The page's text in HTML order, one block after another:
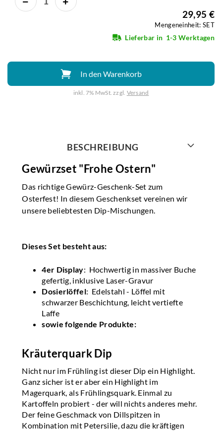
29,95 €
Mengeneinheit: SET
Lieferbar in 1-3 Werktagen
In den Warenkorb
inkl. 7% MwSt. zzgl. Versand
Weiter mit
BESCHREIBUNG
Gewürzset "Frohe Ostern"
Das richtige Gewürz-Geschenk-Set zum
Osterfest! In diesem Geschenkset vereinen wir
unsere beliebtesten Dip-Mischungen.
Dieses Set besteht aus:
4er Display: Hochwertig in massiver Buche
gefertig, inklusive Laser-Gravur
Dosierlöffel: Edelstahl - Löffel mit
schwarzer Beschichtung, leicht vertiefte
Laffe
sowie folgende Produkte:
Kräuterquark Dip
Nicht nur im Frühling ist dieser Dip ein Highlight.
Ganz sicher ist er aber ein Highlight im
Magerquark, als Frühlingsquark. Einmal zu
Kartoffeln probiert - der will nichts anderes mehr.
Der feine Geschmack von Dillspitzen in
Kombination mit Petersilie, dazu die kräftigen